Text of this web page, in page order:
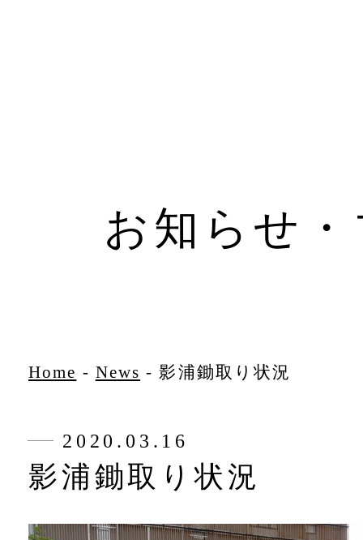
お知らせ
Home - News -影浦鋤取り状況
2020.03.16
影浦鋤取り状況